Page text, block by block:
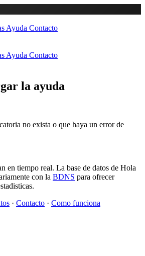
Ayuda Contacto
Ayuda Contacto
la ayuda
no exista o que haya un error de
en tiempo real. La base de datos de Hola
con la BDNS para ofrecer
· Contacto · Como funciona